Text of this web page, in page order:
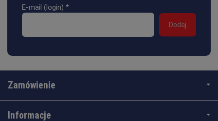
E-mail (login) *
Zamówienie
Informacje